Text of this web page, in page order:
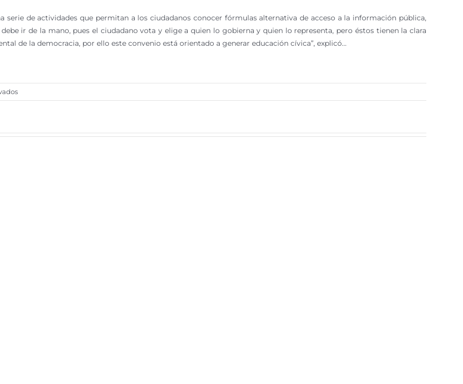
serie de actividades que permitan a los ciudadanos conocer fórmulas alternativa de acceso a la información pública,
ir de la mano, pues el ciudadano vota y elige a quien lo gobierna y quien lo representa, pero éstos tienen la clara
de la democracia, por ello este convenio está orientado a generar educación cívica”, explicó…
en
Van
Caiptlax